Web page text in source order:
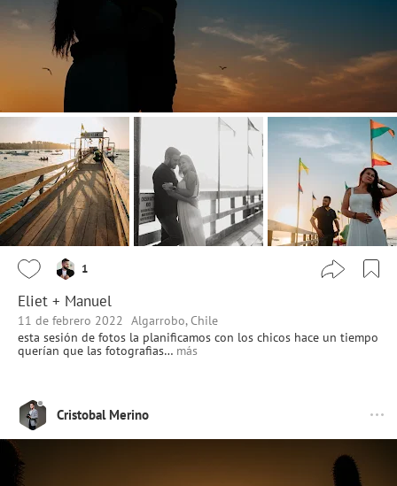
1
Eliet + Manuel
11 de febrero 2022 Algarrobo, Chile
esta sesión de fotos la planificamos con los chicos hace un tiempo
querían que las fotografias… más
Cristobal Merino